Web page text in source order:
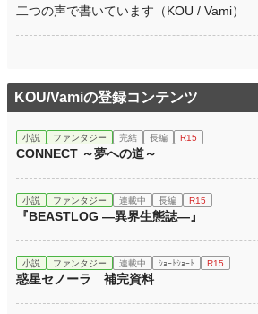
年間ポイント 252,393 pt (2,411 位)
二つの声で書いています（KOU / Vami）
KOU/Vamiの登録コンテンツ
小説 ファンタジー 完結 長編 R15
CONNECT ～夢への道～
小説 ファンタジー 連載中 長編 R15
『BEASTLOG ―異界生態誌―』
小説 ファンタジー 連載中 ｼｮｰﾄｼｮｰﾄ R15
惑星セノーラ 補完資料